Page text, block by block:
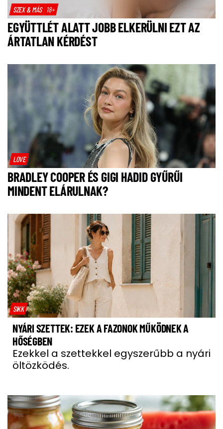
SZEX & MÁS 18+
EGYÜTTLÉT ALATT JOBB ELKERÜLNI EZT AZ
ÁRTATLAN KÉRDÉST
LOVE
BRADLEY COOPER ÉS GIGI HADID GYŰRŰI
MINDENT ELÁRULNAK?
SIKK
NYÁRI SZETTEK: EZEK A FAZONOK MŰKÖDNEK A
HŐSÉGBEN
Ezekkel a szettekkel egyszerűbb a nyári
öltözködés.